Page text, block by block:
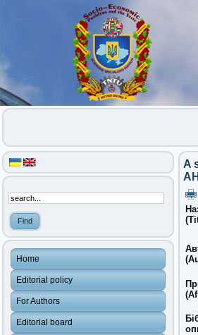
Home
Editorial policy
For Authors
Editorial board
A